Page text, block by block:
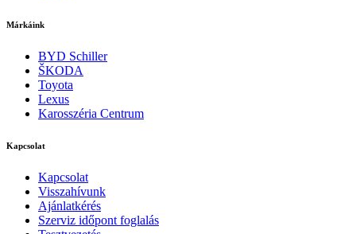
Márkáink
BYD Schiller
ŠKODA
Toyota
Lexus
Karosszéria Centrum
Kapcsolat
Kapcsolat
Visszahívunk
Ajánlatkérés
Szerviz időpont foglalás